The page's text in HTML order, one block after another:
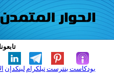
لينكدإن تيلكرامبنترست بودكاست